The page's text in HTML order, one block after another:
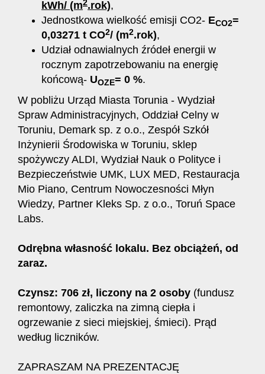
kWh/ (m2.rok),
Jednostkowa wielkość emisji CO2- ECO2=
0,03271 t CO2/ (m2.rok),
Udział odnawialnych źródeł energii w
rocznym zapotrzebowaniu na energię
końcową- UOZE= 0 %.
W pobliżu Urząd Miasta Torunia - Wydział
Spraw Administracyjnych, Oddział Celny w
Toruniu, Demark sp. z o.o., Zespół Szkół
Inżynierii Środowiska w Toruniu, sklep
spożywczy ALDI, Wydział Nauk o Polityce i
Bezpieczeństwie UMK, LUX MED, Restauracja
Mio Piano, Centrum Nowoczesności Młyn
Wiedzy, Partner Kleks Sp. z o.o., Toruń Space
Labs.
Odrębna własność lokalu. Bez obciążeń, od
zaraz.
Czynsz: 706 zł, liczony na 2 osoby (fundusz
remontowy, zaliczka na zimną ciepła i
ogrzewanie z sieci miejskiej, śmieci). Prąd
według liczników.
ZAPRASZAM NA PREZENTACJĘ